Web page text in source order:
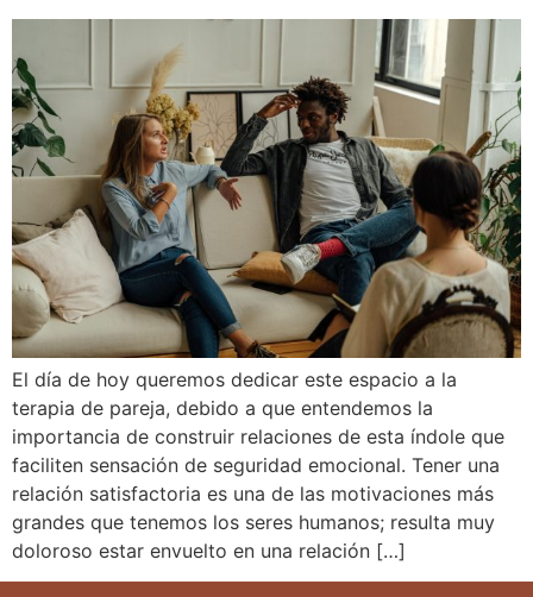
El día de hoy queremos dedicar este espacio a la
terapia de pareja, debido a que entendemos la
importancia de construir relaciones de esta índole que
faciliten sensación de seguridad emocional. Tener una
relación satisfactoria es una de las motivaciones más
grandes que tenemos los seres humanos; resulta muy
doloroso estar envuelto en una relación […]